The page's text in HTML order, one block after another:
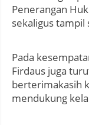
Penerangan
sekaligus tampil
Pada
Firdaus juga
berterimakasih
mendukung